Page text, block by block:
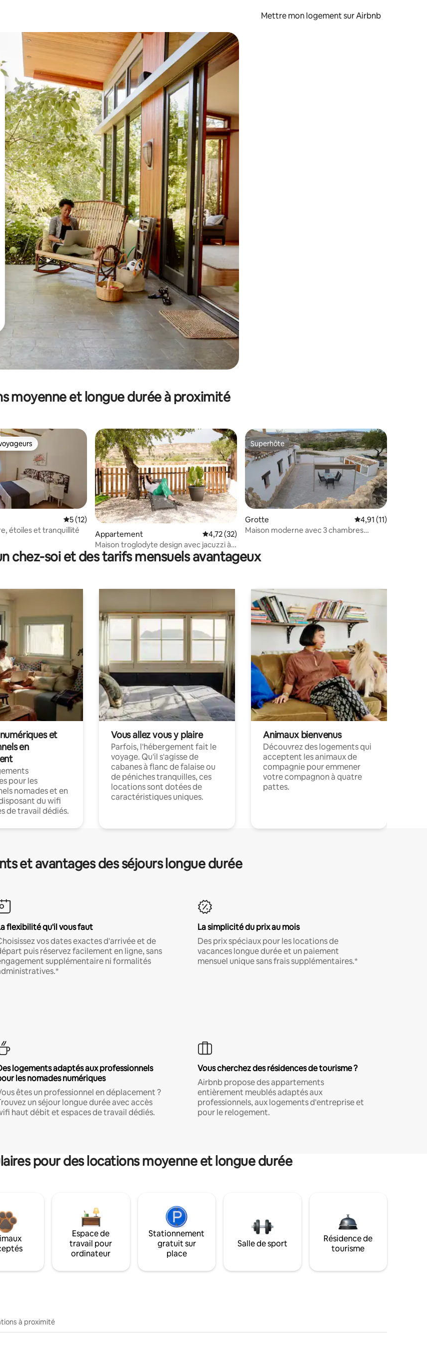
Mettre mon logement sur Airbnb
et vers le bas pour les parcourir ou en appuyant et en faisant glisser.
moyenne et longue durée à proximité
base de 16 commentaires : 5 sur 5
Évaluation moyenne sur la base de 12 commentaires : 5 sur 5
5 (12)
étoiles et tranquillité
Appartement Évaluation moyenne sur la base de 32 commentaires : 4,72 sur 5
4,72 (32)
Maison troglodyte design avec jacuzzi à
Orce, Grenade
Superhôte
Superhôte
Grotte Évaluation moyenne
4,91 (11)
Maison moderne avec 3 chambres
chez-soi et des tarifs mensuels avantageux
et
en
pour les
nomades et en
du wifi
de travail dédiés.
Vous allez vous y plaire
Parfois, l'hébergement fait le
voyage. Qu'il s'agisse de
cabanes à flanc de falaise ou
de péniches tranquilles, ces
locations sont dotées de
caractéristiques uniques.
Animaux bienvenus
Découvrez des logements qui
acceptent les animaux de
compagnie pour emmener
votre compagnon à quatre
pattes.
et avantages des séjours longue durée
flexibilité qu'il vous faut
vos dates exactes d'arrivée et de
puis réservez facilement en ligne, sans
supplémentaire ni formalités
La simplicité du prix au mois
Des prix spéciaux pour les locations de
vacances longue durée et un paiement
mensuel unique sans frais supplémentaires.*
logements adaptés aux professionnels
les nomades numériques
êtes un professionnel en déplacement ?
un séjour longue durée avec accès
haut débit et espaces de travail dédiés.
Vous cherchez des résidences de tourisme ?
Airbnb propose des appartements
entièrement meublés adaptés aux
professionnels, aux logements d'entreprise et
pour le relogement.
pour des locations moyenne et longue durée
Espace de
travail pour
ordinateur
Stationnement
gratuit sur
place
Salle de sport
Résidence de
tourisme
à proximité